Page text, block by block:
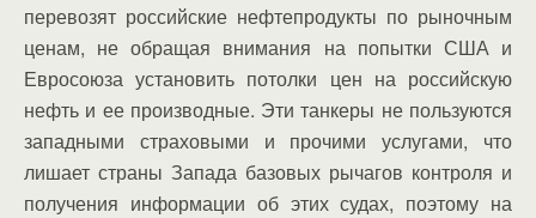
перевозят российские нефтепродукты по рыночным
ценам, не обращая внимания на попытки США и
Евросоюза установить потолки цен на российскую
нефть и ее производные. Эти танкеры не пользуются
западными страховыми и прочими услугами, что
лишает страны Запада базовых рычагов контроля и
получения информации об этих судах, поэтому на